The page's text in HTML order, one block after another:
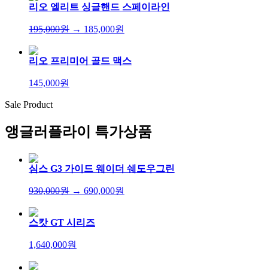
리오 엘리트 싱글핸드 스페이라인
195,000원 → 185,000원
리오 프리미어 골드 맥스
145,000원
Sale Product
앵글러플라이 특가상품
심스 G3 가이드 웨이더 쉐도우그린
930,000원 → 690,000원
스캇 GT 시리즈
1,640,000원